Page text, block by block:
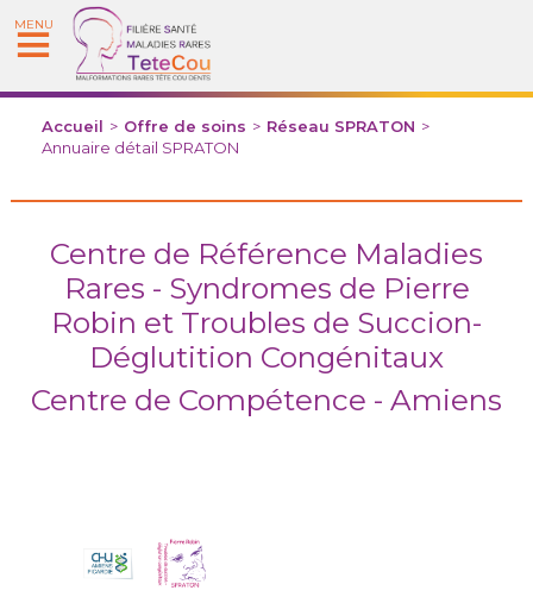
MENU
Accueil > Offre de soins > Réseau SPRATON >
Annuaire détail SPRATON
Centre de Référence Maladies
Rares - Syndromes de Pierre
Robin et Troubles de Succion-
Déglutition Congénitaux
Centre de Compétence - Amiens